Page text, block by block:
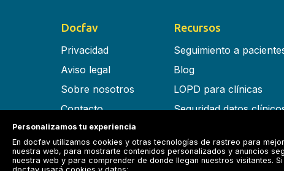
Docfav
Privacidad
Aviso legal
Sobre nosotros
Contacto
Términos y condiciones
RGPD
Recursos
Seguimiento a
Blog
LOPD para clínicas
Seguridad datos
Personalizamos tu experiencia
En docfav utilizamos cookies y otras tecnologías de rastreo para
nuestra web, para mostrarte contenidos personalizados y anuncios
nuestra web y para comprender de donde llegan nuestros visitantes.